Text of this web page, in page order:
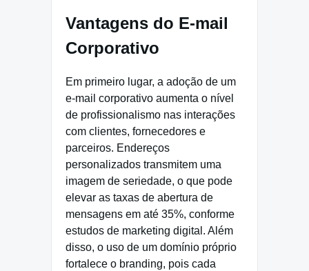
Vantagens do E-mail
Corporativo
Em primeiro lugar, a adoção de um
e-mail corporativo aumenta o nível
de profissionalismo nas interações
com clientes, fornecedores e
parceiros. Endereços
personalizados transmitem uma
imagem de seriedade, o que pode
elevar as taxas de abertura de
mensagens em até 35%, conforme
estudos de marketing digital. Além
disso, o uso de um domínio próprio
fortalece o branding, pois cada